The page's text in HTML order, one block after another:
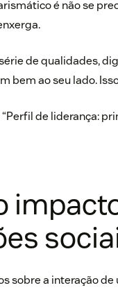
é não se
de qualidades,
bem ao seu lado.
Perfil de liderança:
sobre a interação